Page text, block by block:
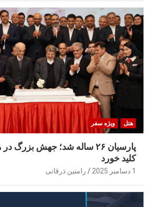
هتل ویژه سفر
پارسیان ۲۶ ساله شد؛ جهش بزرگ
کلید خورد
1 دسامبر 2025 رامتین ذرقانی